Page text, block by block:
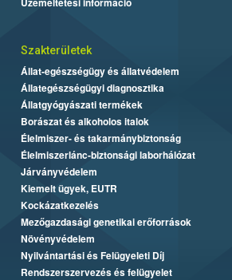
Szakterületek
Állat-egészségügy és állatvédelem
Állategészségügyi diagnosztika
Állatgyógyászati termékek
Borászat és alkoholos italok
Élelmiszer- és takarmánybiztonság
Élelmiszerlánc-biztonsági laborhálózat
Járványvédelem
Kiemelt ügyek, EUTR
Kockázatkezelés
Mezőgazdasági genetikai erőforrások
Növényvédelem
Nyilvántartási és Felügyeleti Díj
Rendszerszervezés és felügyelet